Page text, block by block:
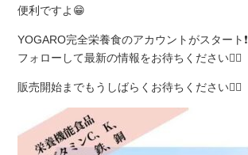
便利ですよ😁
YOGARO完全栄養食のアカウントがスタート❗
フォローして最新の情報をお待ちください💁‍♀
販売開始までもうしばらくお待ちください🙇‍♀